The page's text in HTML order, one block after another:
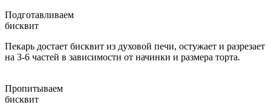
Подготавливаем
бисквит
Пекарь достает бисквит из духовой печи, остужает и разрезает
на 3-6 частей в зависимости от начинки и размера торта.
Пропитываем
бисквит